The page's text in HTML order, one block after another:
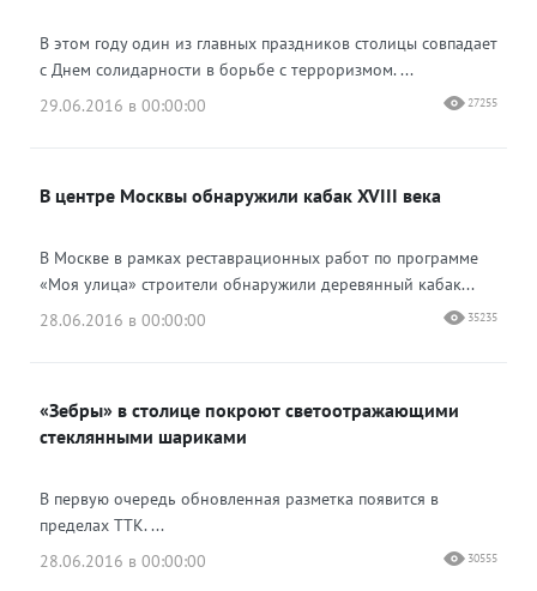
В этом году один из главных праздников столицы совпадает
с Днем солидарности в борьбе с терроризмом. ...
29.06.2016 в 00:00:00
27255
В центре Москвы обнаружили кабак XVIII века
В Москве в рамках реставрационных работ по программе
«Моя улица» строители обнаружили деревянный кабак...
28.06.2016 в 00:00:00
35235
«Зебры» в столице покроют светоотражающими
стеклянными шариками
В первую очередь обновленная разметка появится в
пределах ТТК. ...
28.06.2016 в 00:00:00
30555